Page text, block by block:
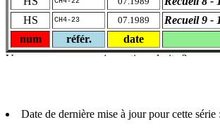
HS
CH4-23 07.1989
Recueil 9 -
num
référ. date
Date de dernière mise à jour pour cette